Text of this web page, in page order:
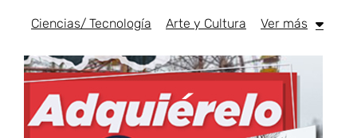
Ciencias/ Tecnología Arte y Cultura Ver más